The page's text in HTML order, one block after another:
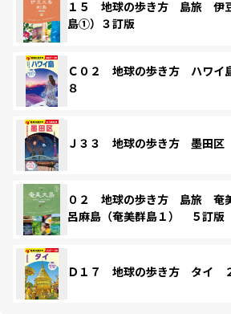
１５ 地球の歩き方 島旅 伊
島①）３訂版
Ｃ０２ 地球の歩き方 ハワイ
８
Ｊ３３ 地球の歩き方 墨田区
０２ 地球の歩き方 島旅 奄
呂麻島（奄美群島１） ５訂版
Ｄ１７ 地球の歩き方 タイ